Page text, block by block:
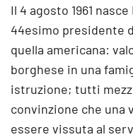
Il 4 agosto 1961
44esimo presidente
quella americana:
borghese in una
istruzione; tutti
convinzione che una
essere vissuta al